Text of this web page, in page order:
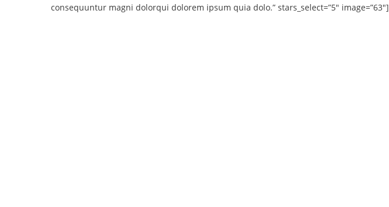
consequuntur magni dolorqui dolorem ipsum quia dolo.” stars_select=”5″ image=”63″]